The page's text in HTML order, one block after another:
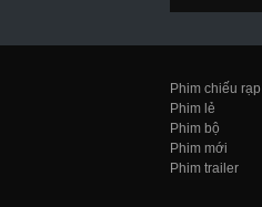
Phim chiếu rạp
Phim lẻ
Phim bộ
Phim mới
Phim trailer